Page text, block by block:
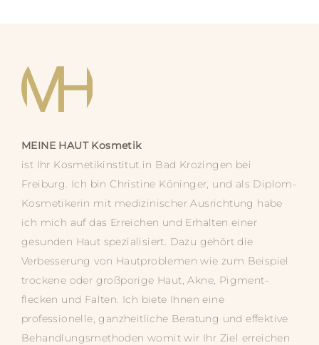
MEINE HAUTKosmetik
ist Ihr Kosmetik­­institut in Bad Krozingen bei
Freiburg. Ich bin Christine Köninger, und als Diplom-
Kosmetikerin mit medizinischer Ausrichtung habe
ich mich auf das Erreichen und Erhalten einer
gesunden Haut spezialisiert. Dazu gehört die
Verbesserung von Hautproblemen wie zum Beispiel
trockene oder großporige Haut, Akne, Pigment­­
flecken und Falten. Ich biete Ihnen eine
professionelle, ganz­­heitliche Beratung und effektive
Behandlungs­­methoden womit wir Ihr Ziel erreichen